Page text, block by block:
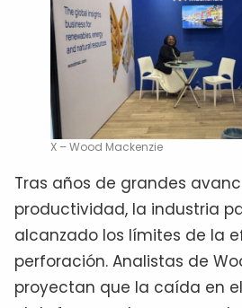
X – Wood Mackenzie
Tras años de grandes
productividad, la industria
alcanzado los límites de la
perforación. Analistas de
proyectan que la caída en